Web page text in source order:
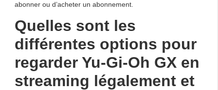
abonner ou d’acheter un abonnement.
Quelles sont les
différentes options pour
regarder Yu-Gi-Oh GX en
streaming légalement et